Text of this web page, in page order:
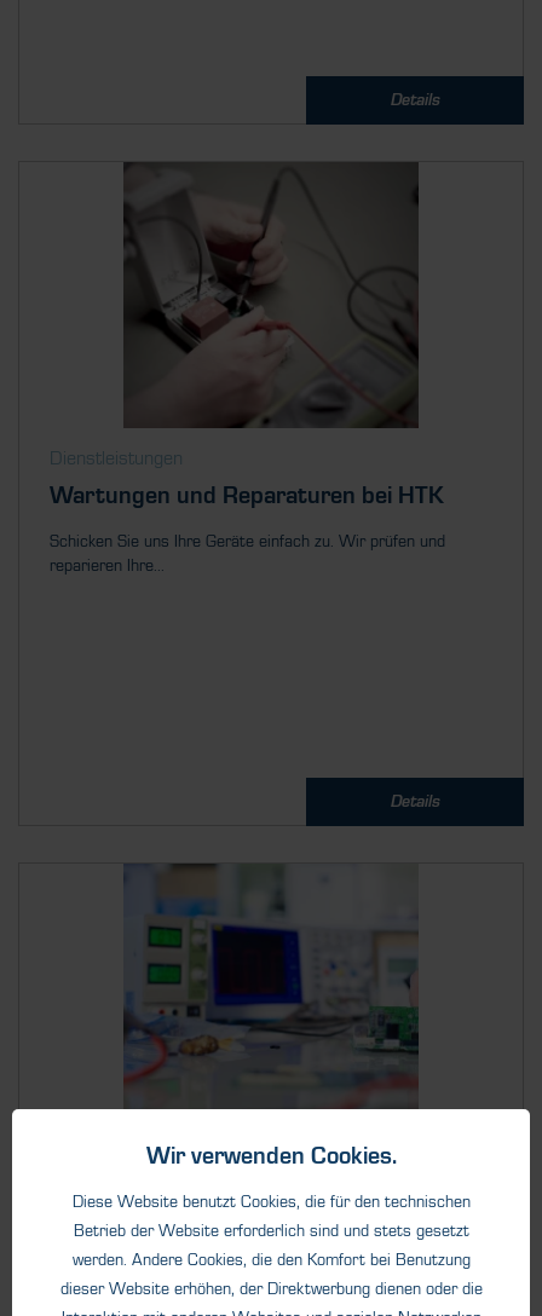
Details
Dienstleistungen
Wartungen und Reparaturen bei HTK
Schicken Sie uns Ihre Geräte einfach zu. Wir prüfen und
reparieren Ihre...
Details
Dienstleistungen
Kalibrierung
Wir kalibrieren für Sie. Steigende Qualitätsansprüche und
strenge Regularien...
Wir verwenden Cookies.
Diese Website benutzt Cookies, die für den technischen
Betrieb der Website erforderlich sind und stets gesetzt
werden. Andere Cookies, die den Komfort bei Benutzung
dieser Website erhöhen, der Direktwerbung dienen oder die